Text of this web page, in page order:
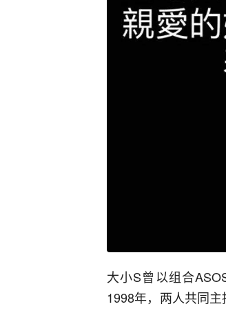
大小S曾以组合
1998年，两人共同